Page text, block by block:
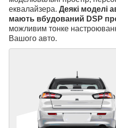
еквалайзера. Деякі моделі
мають вбудований DSP
можливим тонке
Вашого авто.